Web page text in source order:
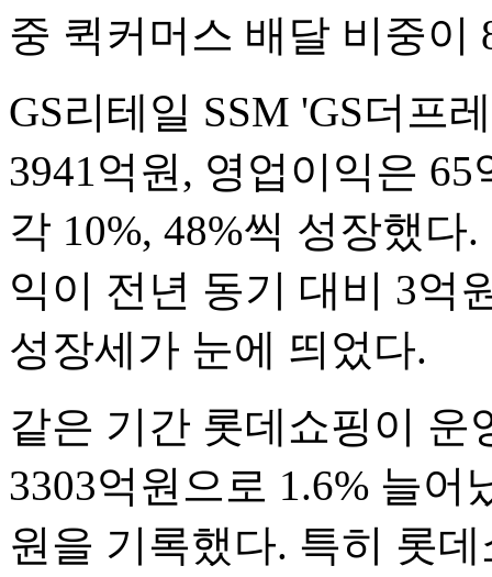
중 퀵커머스 배달 비중이
GS리테일 SSM 'GS더프
3941억원, 영업이익은
각 10%, 48%씩 성장했
익이 전년 동기 대비 3억
성장세가 눈에 띄었다.
같은 기간 롯데쇼핑이 운
3303억원으로 1.6% 늘어
원을 기록했다. 특히 롯